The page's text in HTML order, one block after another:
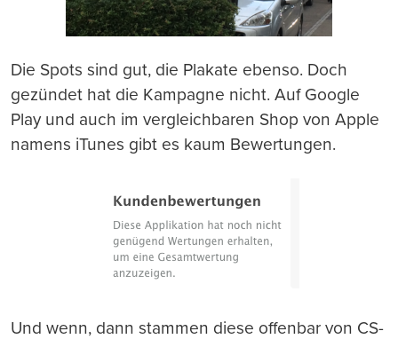
Die Spots sind gut, die Plakate ebenso. Doch
gezündet hat die Kampagne nicht. Auf Google
Play und auch im vergleichbaren Shop von Apple
namens iTunes gibt es kaum Bewertungen.
Und wenn, dann stammen diese offenbar von CS-